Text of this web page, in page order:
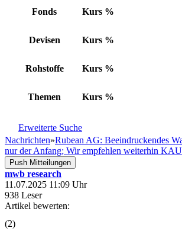
Fonds Kurs %
Devisen Kurs %
Rohstoffe Kurs %
Themen Kurs %
Erweiterte Suche
Nachrichten»Rubean AG: Beeindruckendes
nur der Anfang; Wir empfehlen weiterhin
Push Mitteilungen
mwb research
11.07.2025 11:09 Uhr
938 Leser
Artikel bewerten:
(2)